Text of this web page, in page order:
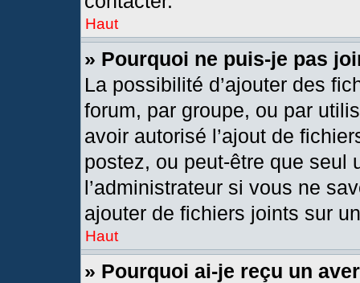
Haut
» Pourquoi ne puis-je pas
La possibilité d’ajouter des
forum, par groupe, ou par
avoir autorisé l’ajout de
postez, ou peut-être que seul
l’administrateur si vous ne
ajouter de fichiers joints sur
Haut
» Pourquoi ai-je reçu un